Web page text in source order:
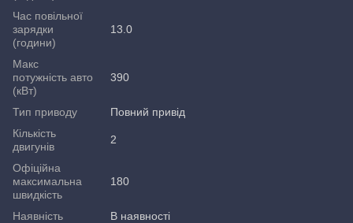
Час повільної
зарядки
(години)
13.0
Макс
потужність авто
(кВт)
390
Тип приводу
Повний привід
Кількість
двигунів
2
Офіційна
максимальна
швидкість
180
Наявність
В наявності